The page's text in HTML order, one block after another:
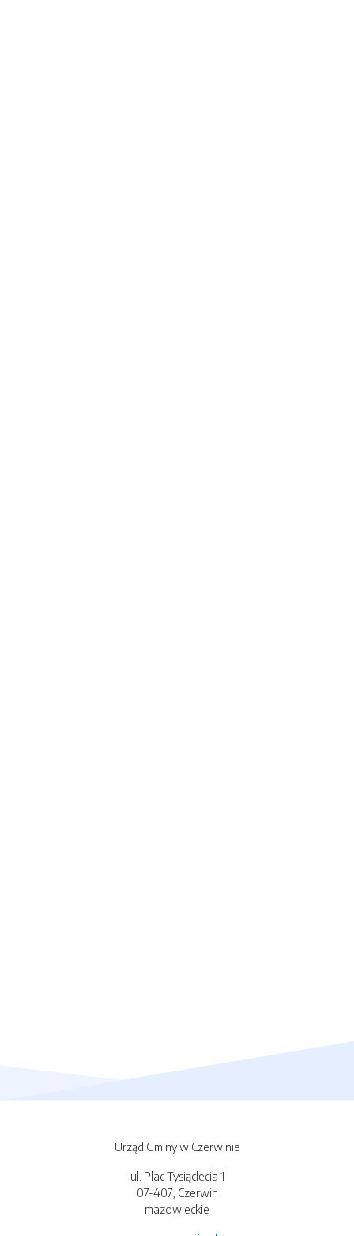
Urząd Gminy w Czerwinie
ul. Plac Tysiąclecia 1
07-407, Czerwin
mazowieckie